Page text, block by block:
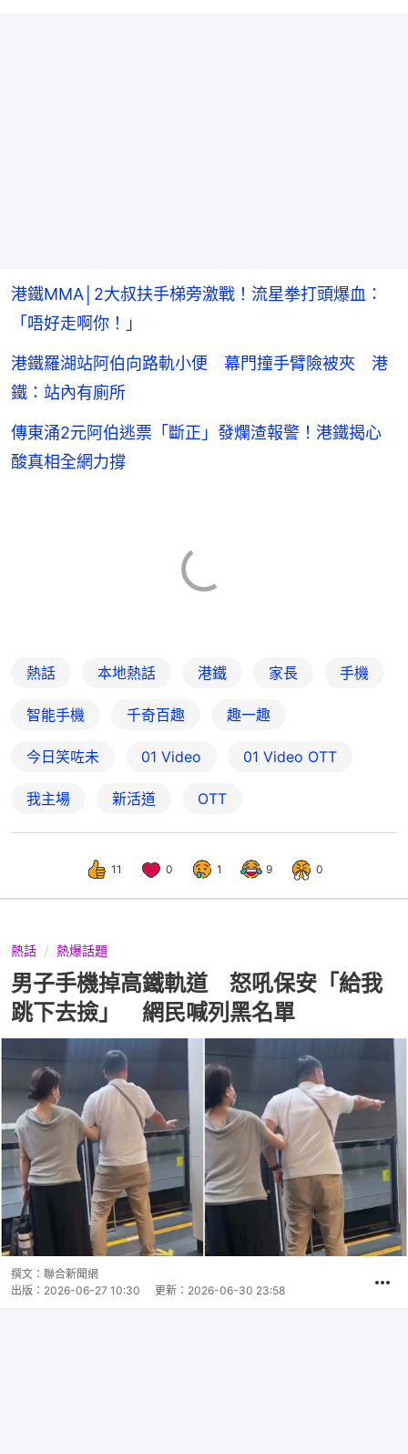
港鐵MMA│2大叔扶手梯旁激戰！流星拳打頭爆血：
「唔好走啊你！」
港鐵羅湖站阿伯向路軌小便 幕門撞手臂險被夾 港
鐵：站內有廁所
傳東涌2元阿伯逃票「斷正」發爛渣報警！港鐵揭心
酸真相全網力撐
熱話 本地熱話 港鐵 家長 手機
智能手機 千奇百趣 趣一趣
今日笑咗未 01 Video 01‌ ‌Video‌ ‌OTT
我主場 新活道 OTT
11 0 1 9 0
熱話 熱爆話題
男子手機掉高鐵軌道 怒吼保安「給我
跳下去撿」 網民喊列黑名單
撰文： 聯合新聞網
出版： 2026-06-27 10:30 更新： 2026-06-30 23:58